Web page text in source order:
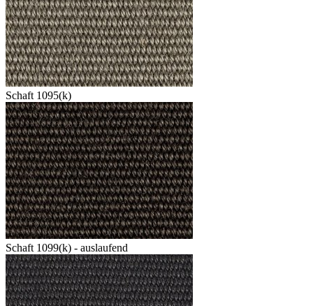
Schaft 1095(k)
Schaft 1099(k) - auslaufend